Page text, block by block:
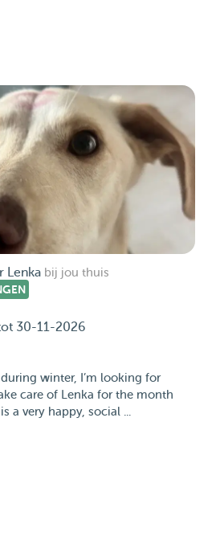
Lenka bij jou thuis
30-11-2026
winter, I’m looking for
care of Lenka for the month
a very happy, social ...